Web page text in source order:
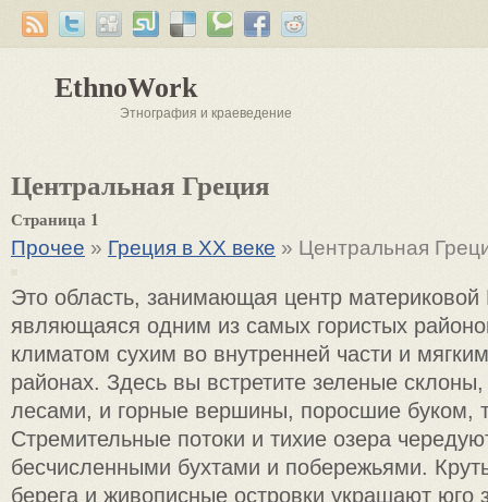
EthnoWork
Этнография и краеведение
Центральная Греция
Страница 1
Прочее » Греция в XX веке » Центральная
Это область, занимающая центр материковой
являющаяся одним из самых гористых
климатом сухим во внутренней части и
районах. Здесь вы встретите зеленые
лесами, и горные вершины, поросшие буком,
Стремительные потоки и тихие озера
бесчисленными бухтами и побережьями.
берега и живописные островки украшают юго